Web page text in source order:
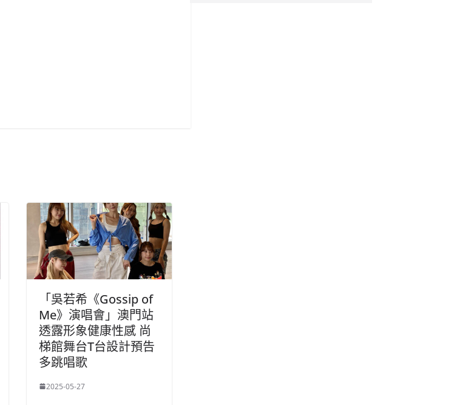
「吳若希《Gossip of
Me》演唱會」澳門站
透露形象健康性感 尚
梯館舞台T台設計預告
多跳唱歌
2025-05-27